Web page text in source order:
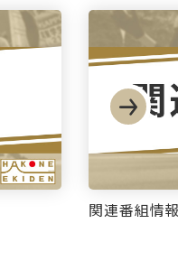
関連番組情